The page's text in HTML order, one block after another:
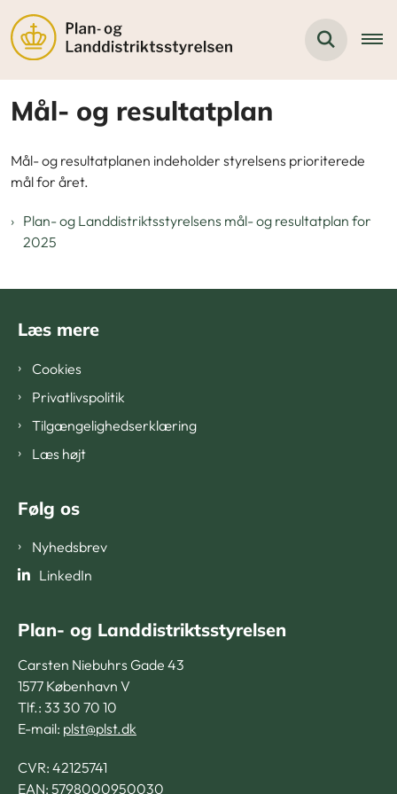
Mål- og resultatplan
Mål- og resultatplanen indeholder styrelsens prioriterede
mål for året.
Plan- og Landdistriktsstyrelsens mål- og resultatplan for
2025
Læs mere
Cookies
Privatlivspolitik
Tilgængelighedserklæring
Læs højt
Følg os
Nyhedsbrev
LinkedIn
Plan- og Landdistriktsstyrelsen
Carsten Niebuhrs Gade 43
1577 København V
Tlf.: 33 30 70 10
E-mail: plst@plst.dk
CVR: 42125741
EAN: 5798000950030